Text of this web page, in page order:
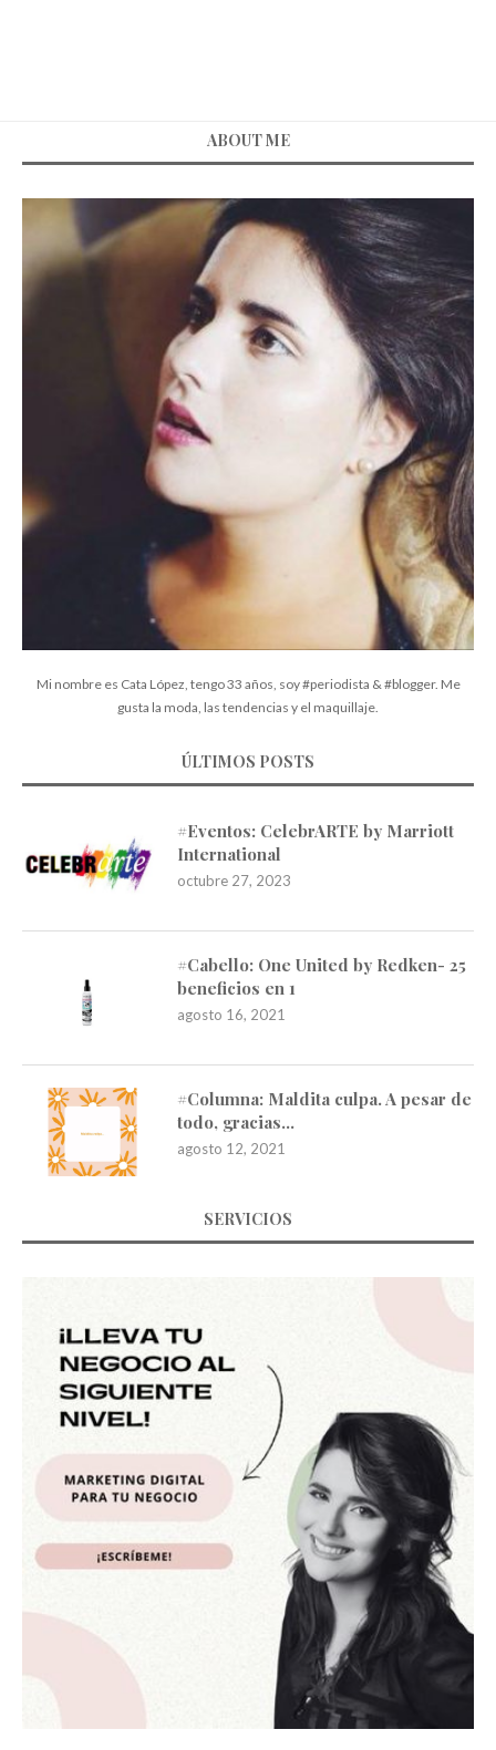
ABOUT ME
Mi nombre es Cata López, tengo 33 años, soy #periodista & #blogger. Me
gusta la moda, las tendencias y el maquillaje.
ÚLTIMOS POSTS
#Eventos: CelebrARTE by Marriott
International
octubre 27, 2023
#Cabello: One United by Redken- 25
beneficios en 1
agosto 16, 2021
#Columna: Maldita culpa. A pesar de
todo, gracias…
agosto 12, 2021
SERVICIOS